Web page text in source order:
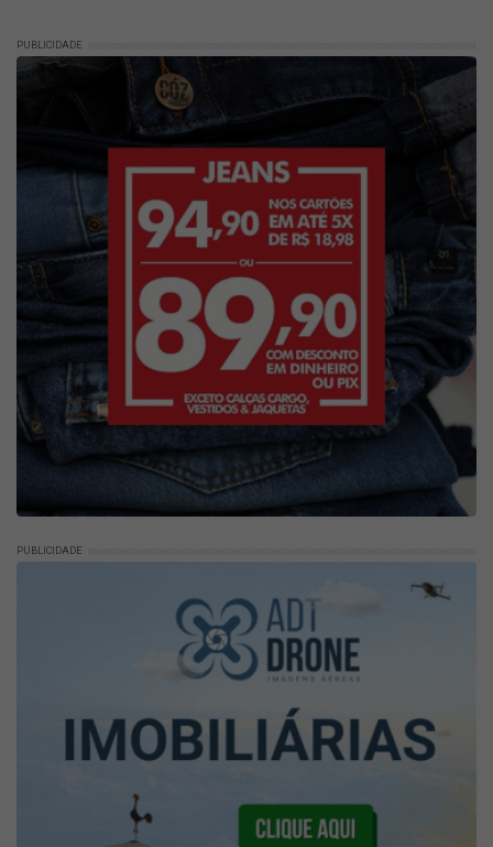
PUBLICIDADE
PUBLICIDADE